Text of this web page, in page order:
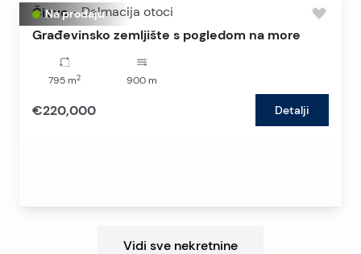
Na prodaju
Čiovo - Dalmacija otoci
Građevinsko zemljište s pogledom na more
795 m2 900 m
€220,000 Detalji
Vidi sve nekretnine